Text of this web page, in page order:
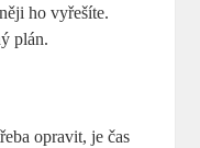
ho vyřešíte.
plán.
opravit, je čas